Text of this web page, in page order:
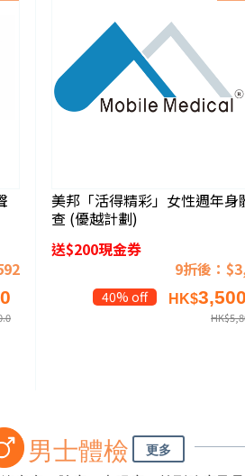
美邦「活得精彩」女性週年身
查 (優越計劃)
送$200現金券
9折後：
40% off HK$
HK$
男士體檢 更多